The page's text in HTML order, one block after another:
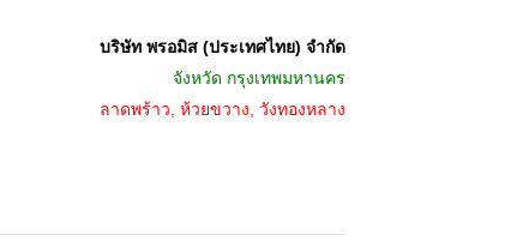
บริษัท พรอมิส (ประเทศไทย) จำกัด
จังหวัด กรุงเทพมหานคร
ลาดพร้าว, ห้วยขวาง, วังทองหลาง